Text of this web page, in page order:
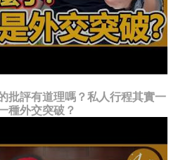
批評有道理嗎？私人行程其實一
種外交突破？